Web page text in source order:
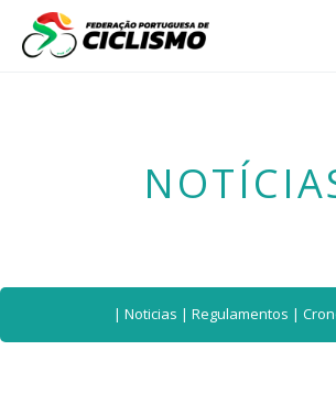
Close
- Seleção Nacional
| Noticias | Regulamentos |